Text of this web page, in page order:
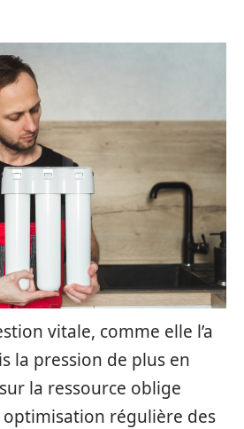
vitale, comme elle l’a
la pression de plus en
la ressource oblige
régulière des